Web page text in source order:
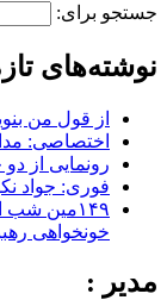
جستجو برای:
نوشته‌های
از قول من
اختصاصی:
رونمایی از
فوری: جواد
۱۴۹مین
خونخواهی
مدیر :